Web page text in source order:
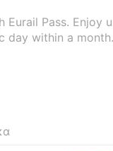
Pass. Enjoy
day within a month.